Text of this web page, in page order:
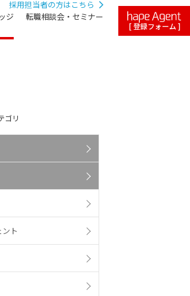
採用担当者の方はこちら
ジ 転職相談会・セミナー
[ 登録フォーム ]
ゴリ
ト